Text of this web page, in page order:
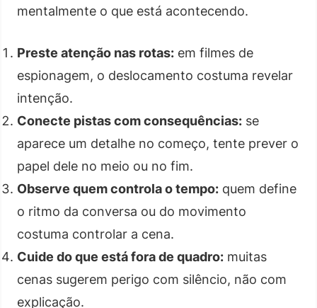
mentalmente o que está acontecendo.
Preste atenção nas rotas: em filmes de
espionagem, o deslocamento costuma revelar
intenção.
Conecte pistas com consequências: se
aparece um detalhe no começo, tente prever o
papel dele no meio ou no fim.
Observe quem controla o tempo: quem define
o ritmo da conversa ou do movimento
costuma controlar a cena.
Cuide do que está fora de quadro: muitas
cenas sugerem perigo com silêncio, não com
explicação.